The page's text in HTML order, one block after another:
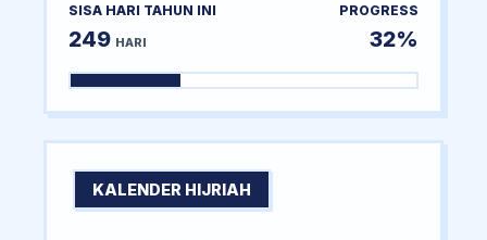
SISA HARI TAHUN INI
249 HARI
PROGRESS
32%
KALENDER HIJRIAH